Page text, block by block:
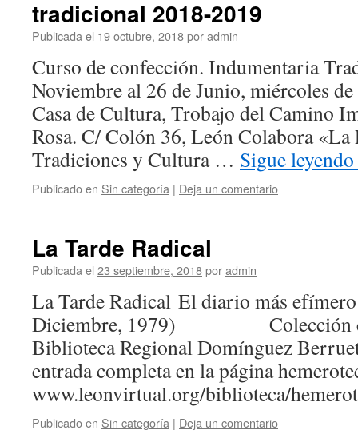
tradicional 2018-2019
Publicada el 19 octubre, 2018poradmin
Curso de confección. Indumentaria
Noviembre al 26 de Junio, miércoles
Casa de Cultura, Trobajo del Camino
Rosa. C/ Colón 36, León Colabora «La
Tradiciones y Cultura … Sigue leyendo
Publicado en Sin categoría | Deja un comentario
La Tarde Radical
Publicada el 23 septiembre, 2018poradmin
La Tarde Radical El diario más
Diciembre, 1979) Colección
Biblioteca Regional Domínguez
entrada completa en la página
www.leonvirtual.org/biblioteca/
Publicado en Sin categoría | Deja un comentario